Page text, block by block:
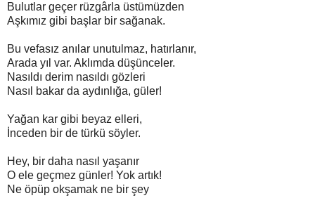
Bulutlar geçer rüzgârla üstümüzden
Aşkımız gibi başlar bir sağanak.
Bu vefasız anılar unutulmaz, hatırlanır,
Arada yıl var. Aklımda düşünceler.
Nasıldı derim nasıldı gözleri
Nasıl bakar da aydınlığa, güler!
Yağan kar gibi beyaz elleri,
İnceden bir de türkü söyler.
Hey, bir daha nasıl yaşanır
O ele geçmez günler! Yok artık!
Ne öpüp okşamak ne bir şey